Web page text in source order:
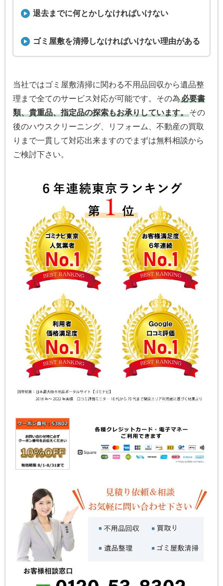
退去までに何とかしなければいけない
ゴミ屋敷を清掃しなければいけない理由がある
当社ではゴミ屋敷清掃に関わる不用品回収から遺品整
理まで全てのサービス対応が可能です。その為必要書
類、貴重品、指定品の探索もお承りしています。その
後のハウスクリーニング、リフォーム、不動産の買取
りまで一貫して対応出来ますのでまずは無料相談から
ご検討下さい。